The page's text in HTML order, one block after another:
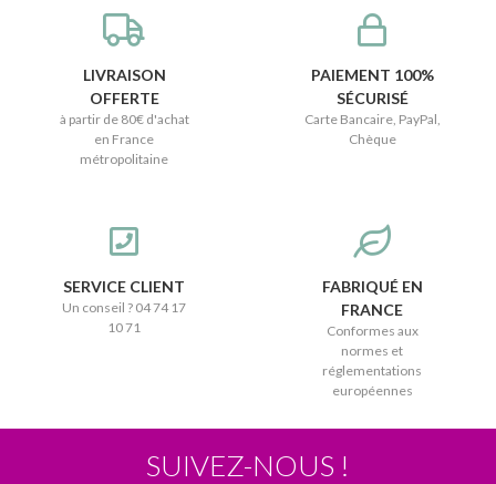
LIVRAISON
OFFERTE
à partir de 80€ d'achat
en France
métropolitaine
PAIEMENT 100%
SÉCURISÉ
Carte Bancaire, PayPal,
Chèque
SERVICE CLIENT
Un conseil ? 04 74 17
10 71
FABRIQUÉ EN
FRANCE
Conformes aux
normes et
réglementations
européennes
SUIVEZ-NOUS !